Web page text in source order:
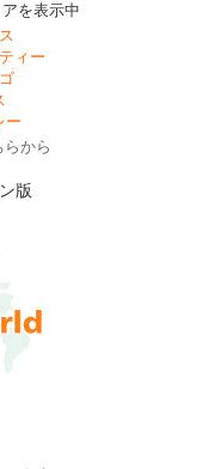
を表示中
ィー
ー
から
版